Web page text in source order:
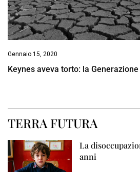
Gennaio 15, 2020
Keynes aveva torto: la
TERRA FUTURA
La
anni